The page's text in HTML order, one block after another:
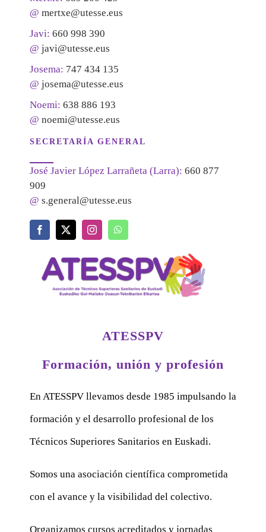
@ mertxe@utesse.eus
Javi: 660 998 390
@ javi@utesse.eus
Josema: 747 434 135
@ josema@utesse.eus
Noemi: 638 886 193
@ noemi@utesse.eus
SECRETARÍA GENERAL
José Javier López Larrañeta (Larra): 660 877
909
@ s.general@utesse.eus
ATESSPV
Formación, unión y profesión
En ATESSPV llevamos desde 1985 impulsando la
formación y el desarrollo profesional de los
Técnicos Superiores Sanitarios en Euskadi.
Somos una asociación científica comprometida
con el avance y la visibilidad del colectivo.
Organizamos cursos acreditados y jornadas